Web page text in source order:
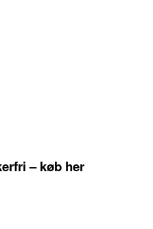
– køb her